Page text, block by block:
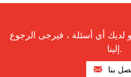
لديك أي أسئلة ، فيرجى الرجوع
إلينا.
بنا